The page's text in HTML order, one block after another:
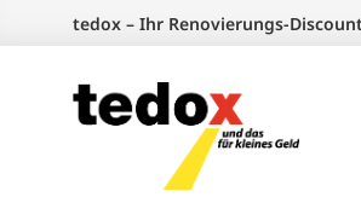
springen
tedox – Ihr Renovierungs-